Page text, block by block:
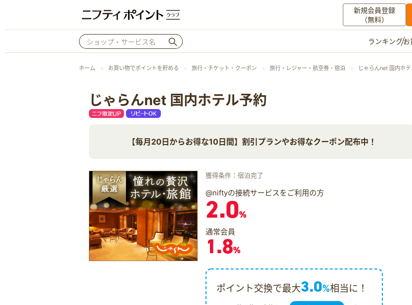
新規会員登録
（無料）
お知らせ
初心者ガイド
ランキングお
ホーム お買い物でポイントを貯める 旅行・チケット・クーポン 旅行・レジャー・航空券・宿泊 じゃらんnet 国内ホ
じゃらんnet 国内ホテル予約
【毎月20日からお得な10日間】割引プランやお得なクーポン配布中！
獲得条件：宿泊完了
@niftyの接続サービスをご利用の方
2.0%
通常会員
1.8%
ポイント交換で最大3.0%相当に！